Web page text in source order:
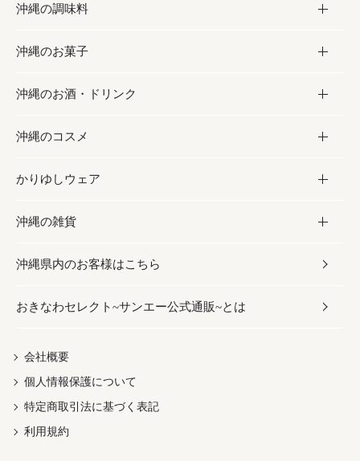
フルーツ・野菜
お肉
海産物
加工食品
缶詰／パウチ
沖縄料理
沖縄そば／乾麺
レトルト食品
乾物／粉類
沖縄の調味料
調味料
砂糖／黒砂糖
塩
お酢／ドレッシング
しょうゆ
みそ
だし／スパイス／島唐辛子
沖縄のお菓子
お菓子
黒糖
ちんすこう
伝統菓子
スナック
おつまみ
紅芋
沖縄のお酒・ドリンク
お酒・ドリンク
泡盛
ビール・チューハイ
ワイン・ウィスキー・カクテル
ドリンク
茶葉
沖縄のコスメ
コスメ
スキンケア
ボディケア
ヘアケア
UVケア
かりゆしウェア
かりゆしウェア
メンズ
レディース
沖縄の雑貨
雑貨
沖縄ファッション
伝統工芸品
沖縄県内のお客様はこちら
おきなわセレクト~サンエー公式通販~とは
会社概要
個人情報保護について
特定商取引法に基づく表記
利用規約